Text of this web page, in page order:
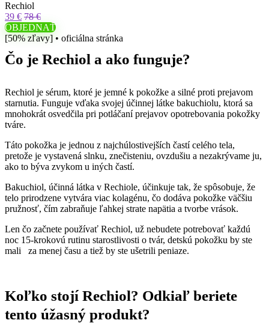
Rechiol
39 € 78 €
OBJEDNAŤ
[50% zľavy] • oficiálna stránka
Čo je Rechiol a ako funguje?
Rechiol je sérum, ktoré je jemné k pokožke a silné proti prejavom
starnutia. Funguje vďaka svojej účinnej látke bakuchiolu, ktorá sa
mnohokrát osvedčila pri potláčaní prejavov opotrebovania pokožky
tváre.
Táto pokožka je jednou z najchúlostivejších častí celého tela,
pretože je vystavená slnku, znečisteniu, ovzdušiu a nezakrývame ju,
ako to býva zvykom u iných častí.
Bakuchiol, účinná látka v Rechiole, účinkuje tak, že spôsobuje, že
telo prirodzene vytvára viac kolagénu, čo dodáva pokožke väčšiu
pružnosť, čím zabraňuje ľahkej strate napätia a tvorbe vrások.
Len čo začnete používať Rechiol, už nebudete potrebovať každú
noc 15-krokovú rutinu starostlivosti o tvár, detskú pokožku by ste
mali za menej času a tiež by ste ušetrili peniaze.
Koľko stojí Rechiol? Odkiaľ beriete
tento úžasný produkt?